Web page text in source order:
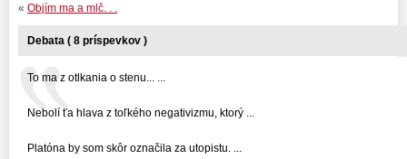
« Objím ma a mlč. . .
Debata ( 8 príspevkov )
To ma z otlkania o stenu... ...
Nebolí ťa hlava z toľkého negativizmu, ktorý ...
Platóna by som skôr označila za utopistu. ...